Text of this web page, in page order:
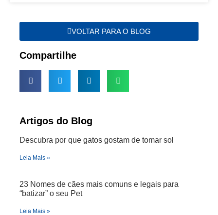
VOLTAR PARA O BLOG
Compartilhe
Artigos do Blog
Descubra por que gatos gostam de tomar sol
Leia Mais »
23 Nomes de cães mais comuns e legais para
“batizar” o seu Pet
Leia Mais »